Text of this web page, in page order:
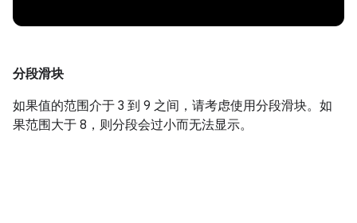
分段滑块
如果值的范围介于 3 到 9 之间，请考虑使用分段滑块。如
果范围大于 8，则分段会过小而无法显示。